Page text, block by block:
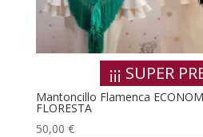
¡¡¡ SUPER
Mantoncillo Flamenca
FLORESTA
50,00 €